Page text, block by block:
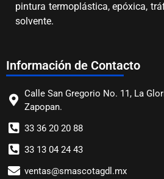
pintura termoplástica, epóxica,
solvente.
Información de Contacto
Calle San Gregorio No. 11, La
Zapopan.
33 36 20 20 88
33 13 04 24 43
ventas@smascotagdl.mx